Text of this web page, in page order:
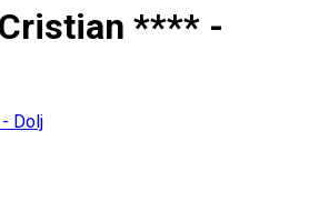
**** -
Dolj